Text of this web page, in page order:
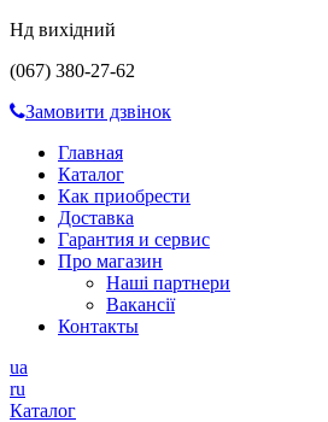
Нд вихідний
(067) 380-27-62
Замовити дзвінок
Главная
Каталог
Как приобрести
Доставка
Гарантия и сервис
Про магазин
Наші партнери
Вакансії
Контакты
ua
ru
Каталог